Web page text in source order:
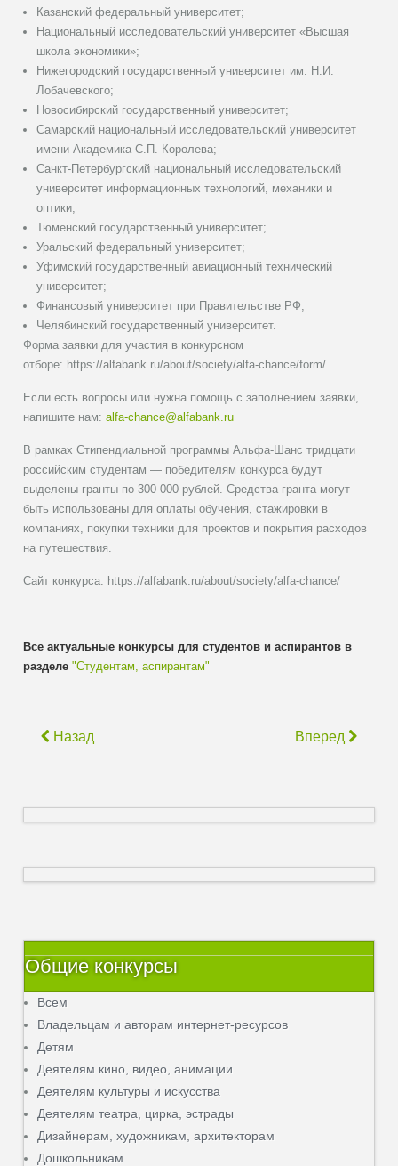
Казанский федеральный университет;
Национальный исследовательский университет «Высшая
школа экономики»;
Нижегородский государственный университет им. Н.И.
Лобачевского;
Новосибирский государственный университет;
Самарский национальный исследовательский университет
имени Академика С.П. Королева;
Санкт-Петербургский национальный исследовательский
университет информационных технологий, механики и
оптики;
Тюменский государственный университет;
Уральский федеральный университет;
Уфимский государственный авиационный технический
университет;
Финансовый университет при Правительстве РФ;
Челябинский государственный университет.
Форма заявки для участия в конкурсном
отборе: https://alfabank.ru/about/society/alfa-chance/form/
Если есть вопросы или нужна помощь с заполнением заявки,
напишите нам:alfa-chance@alfabank.ru
В рамках Стипендиальной программы Альфа-Шанс тридцати
российским студентам — победителям конкурса будут
выделены гранты по 300 000 рублей. Средства гранта могут
быть использованы для оплаты обучения, стажировки в
компаниях, покупки техники для проектов и покрытия расходов
на путешествия.
Сайт конкурса: https://alfabank.ru/about/society/alfa-chance/
Все актуальные конкурсы для студентов и аспирантов в
разделе"Студентам, аспирантам"
Назад Вперед
Общие конкурсы
Всем
Владельцам и авторам интернет-ресурсов
Детям
Деятелям кино, видео, анимации
Деятелям культуры и искусства
Деятелям театра, цирка, эстрады
Дизайнерам, художникам, архитекторам
Дошкольникам